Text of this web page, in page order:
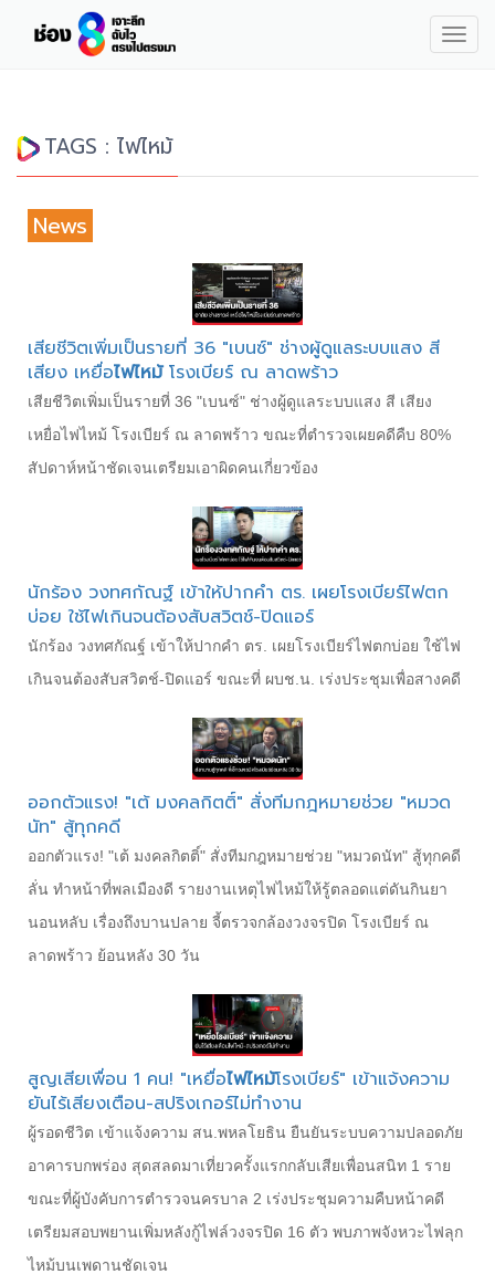
TAGS : ไฟไหม้
News
เสียชีวิตเพิ่มเป็นรายที่ 36 "เบนซ์" ช่างผู้ดูแลระบบแสง สี
เสียง เหยื่อไฟไหม้โรงเบียร์ ณ ลาดพร้าว
เสียชีวิตเพิ่มเป็นรายที่ 36 "เบนซ์" ช่างผู้ดูแลระบบแสง สี เสียง
เหยื่อไฟไหม้ โรงเบียร์ ณ ลาดพร้าว ขณะที่ตำรวจเผยคดีคืบ 80%
สัปดาห์หน้าชัดเจนเตรียมเอาผิดคนเกี่ยวข้อง
นักร้อง วงทศกัณฐ์ เข้าให้ปากคำ ตร. เผยโรงเบียร์ไฟตก
บ่อย ใช้ไฟเกินจนต้องสับสวิตช์-ปิดแอร์
นักร้อง วงทศกัณฐ์ เข้าให้ปากคำ ตร. เผยโรงเบียร์ไฟตกบ่อย ใช้ไฟ
เกินจนต้องสับสวิตช์-ปิดแอร์ ขณะที่ ผบช.น. เร่งประชุมเพื่อสางคดี
ออกตัวแรง! "เต้ มงคลกิตติ์" สั่งทีมกฎหมายช่วย "หมวด
นัท" สู้ทุกคดี
ออกตัวแรง! "เต้ มงคลกิตติ์" สั่งทีมกฎหมายช่วย "หมวดนัท" สู้ทุกคดี
ลั่น ทำหน้าที่พลเมืองดี รายงานเหตุไฟไหม้ให้รู้ตลอดแต่ดันกินยา
นอนหลับ เรื่องถึงบานปลาย จี้ตรวจกล้องวงจรปิด โรงเบียร์ ณ
ลาดพร้าว ย้อนหลัง 30 วัน
สูญเสียเพื่อน 1 คน! "เหยื่อไฟไหม้โรงเบียร์" เข้าแจ้งความ
ยันไร้เสียงเตือน-สปริงเกอร์ไม่ทำงาน
ผู้รอดชีวิต เข้าแจ้งความ สน.พหลโยธิน ยืนยันระบบความปลอดภัย
อาคารบกพร่อง สุดสลดมาเที่ยวครั้งแรกกลับเสียเพื่อนสนิท 1 ราย
ขณะที่ผู้บังคับการตำรวจนครบาล 2 เร่งประชุมความคืบหน้าคดี
เตรียมสอบพยานเพิ่มหลังกู้ไฟล์วงจรปิด 16 ตัว พบภาพจังหวะไฟลุก
ไหม้บนเพดานชัดเจน